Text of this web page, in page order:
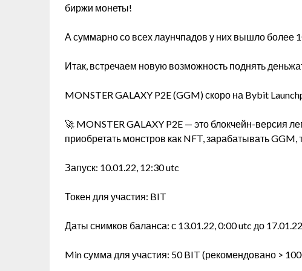
биржи монеты!
А суммарно со всех лаунчпадов у них вышло более
Итак, встречаем новую возможность поднять
MONSTER GALAXY P2E (GGM) скоро на Bybit
🚀 MONSTER GALAXY P2E — это блокчейн-версия
приобретать монстров как NFT, зарабатывать GGM,
Запуск: 10.01.22, 12:30 utc
Токен для участия: BIT
Даты снимков баланса: с 13.01.22, 0:00 utc до
Min сумма для участия: 50 BIT (рекомендовано >